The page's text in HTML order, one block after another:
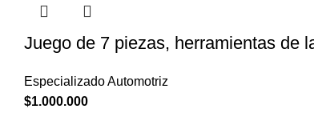
Juego de 7 piezas, herramientas de
Especializado Automotriz
$1.000.000